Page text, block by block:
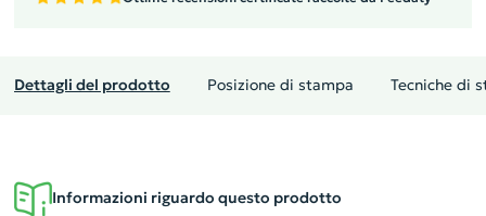
Dettagli del prodotto Posizione di stampa Tecniche di
Informazioni riguardo questo prodotto